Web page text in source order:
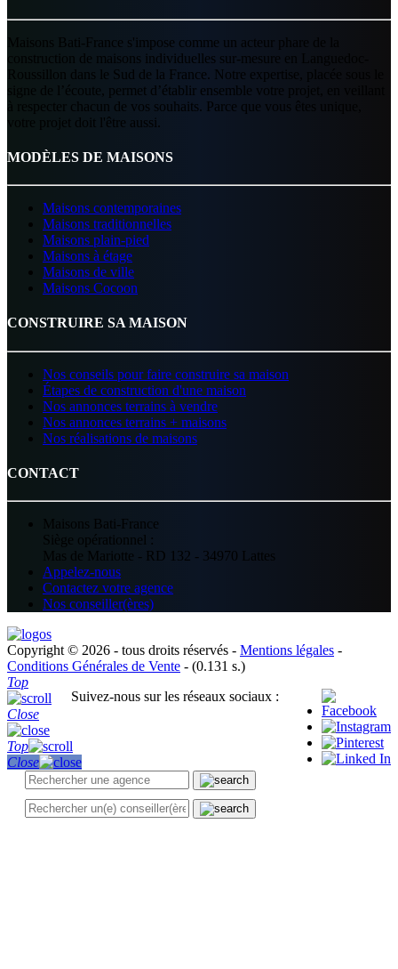
Maisons Bati-France s'impose comme un acteur phare de la
construction de maisons individuelles sur-mesure en Languedoc-
Roussillon dans le Sud de la France. Notre expertise, placée sous le
signe de l’écoute, permet d’établir ensemble votre projet, en veillant
à respecter chacun de vos souhaits. Parce que vous êtes unique,
votre projet doit l'être aussi.
MODÈLES DE MAISONS
Maisons contemporaines
Maisons traditionnelles
Maisons plain-pied
Maisons à étage
Maisons de ville
Maisons Cocoon
CONSTRUIRE SA MAISON
Nos conseils pour faire construire sa maison
Étapes de construction d'une maison
Nos annonces terrains à vendre
Nos annonces terrains + maisons
Nos réalisations de maisons
CONTACT
Maisons Bati-France
Siège opérationnel :
Mas de Mariotte - RD 132 - 34970 Lattes
Appelez-nous
Contactez votre agence
Nos conseiller(ères)
Copyright © 2026 - tous droits réservés - Mentions légales -
Conditions Générales de Vente - (0.131 s.)
Suivez-nous sur les réseaux sociaux :
Top
Close
Top
Close